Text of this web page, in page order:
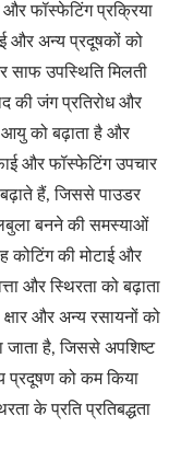
फॉस्फेटिंग प्रक्रिया
और अन्य प्रदूषकों को
साफ उपस्थिति मिलती
की जंग प्रतिरोध और
आयु को बढ़ाता है और
और फॉस्फेटिंग उपचार
हैं, जिससे पाउडर
बनने की समस्याओं
कोटिंग की मोटाई और
और स्थिरता को बढ़ाता
और अन्य रसायनों को
जाता है, जिससे अपशिष्ट
प्रदूषण को कम किया
के प्रति प्रतिबद्धता